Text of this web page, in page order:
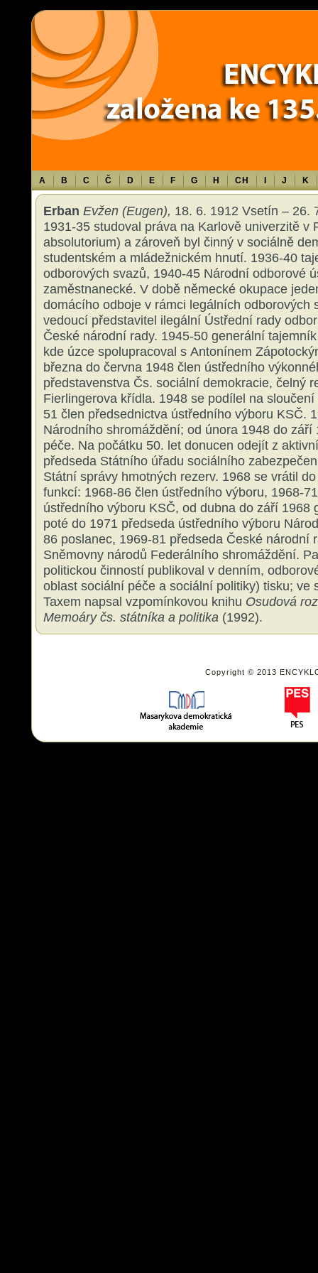
Warning: Use of undefined constant TXT - assumed 'TXT' (this will throw
content/themes/sablona/functions.php
A B C Č D E F G H CH J K
Erban Evžen (Eugen), 18. 6. 1912 Vsetín – 26.
1931-35 studoval práva na Karlově univerzitě v
absolutorium) a zároveň byl činný v sociálně
studentském a mládežnickém hnutí. 1936-40
odborových svazů, 1940-45 Národní odborové
zaměstnanecké. V době německé okupace
domácího odboje v rámci legálních odborových
vedoucí představitel ilegální Ústřední rady
České národní rady. 1945-50 generální
kde úzce spolupracoval s Antonínem
března do června 1948 člen ústředního
představenstva Čs. sociální demokracie, čelný
Fierlingerova křídla. 1948 se podílel na
51 člen předsednictva ústředního výboru KSČ.
Národního shromáždění; od února 1948 do září
péče. Na počátku 50. let donucen odejít z
předseda Státního úřadu sociálního
Státní správy hmotných rezerv. 1968 se vrátil
funkcí: 1968-86 člen ústředního výboru, 1968-
ústředního výboru KSČ, od dubna do září 1968
poté do 1971 předseda ústředního výboru
86 poslanec, 1969-81 předseda České národní
Sněmovny národů Federálního shromáždění.
politickou činností publikoval v denním,
oblast sociální péče a sociální politiky) tisku; ve
Taxem napsal vzpomínkovou knihu Osudová
Memoáry čs. státníka a politika (1992).
Copyright © 2013